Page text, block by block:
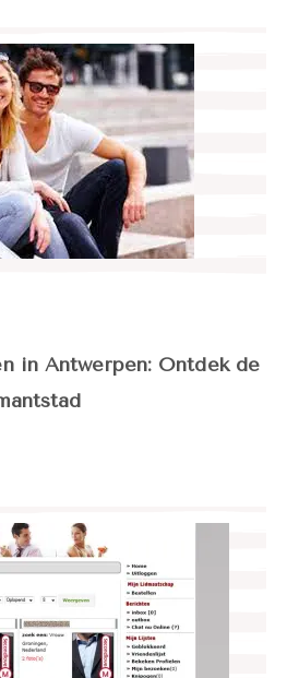
in Antwerpen: Ontdek de